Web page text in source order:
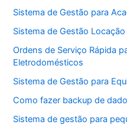
Sistema de Gestão para
Sistema de Gestão
Ordens de Serviço Rápida
Eletrodomésticos
Sistema de Gestão para
Como fazer backup de
Sistema de gestão para